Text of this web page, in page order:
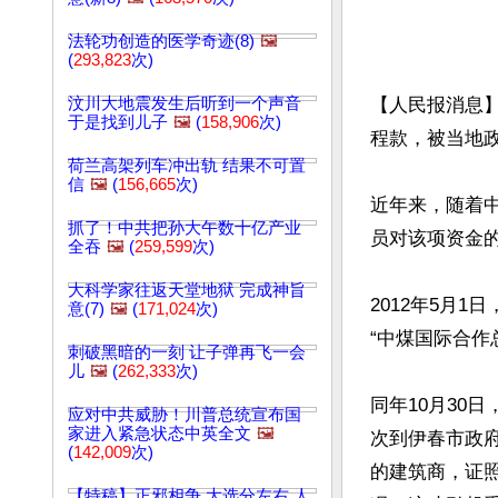
法轮功创造的医学奇迹(8) 🖼️
(293,823次)
汶川大地震发生后听到一个声音
于是找到儿子 🖼️ (158,906次)
荷兰高架列车冲出轨 结果不可置
信 🖼️ (156,665次)
抓了！中共把孙大午数十亿产业
全吞 🖼️ (259,599次)
大科学家往返天堂地狱 完成神旨
意(7) 🖼️ (171,024次)
刺破黑暗的一刻 让子弹再飞一会
儿 🖼️ (262,333次)
应对中共威胁！川普总统宣布国
家进入紧急状态中英全文 🖼️
(142,009次)
【人民报消
程款，被当地
近年来，随着
员对该项资金
2012年5月1日
“中煤国际合作
同年10月30日
次到伊春市政
的建筑商，证